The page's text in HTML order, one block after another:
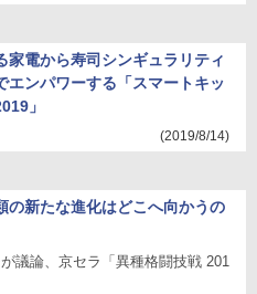
家電から寿司シンギュラリティ
エンパワーする「スマートキッ
」
(2019/8/14)
の新たな進化はどこへ向かうの
議論、京セラ「異種格闘技戦 201